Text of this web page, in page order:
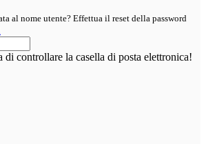
al nome utente? Effettua il reset della password
di controllare la casella di posta elettronica!